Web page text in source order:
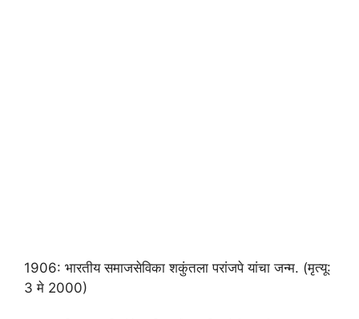
1906: भारतीय समाजसेविका शकुंतला परांजपे यांचा जन्म. (मृत्यू:
3 मे 2000)